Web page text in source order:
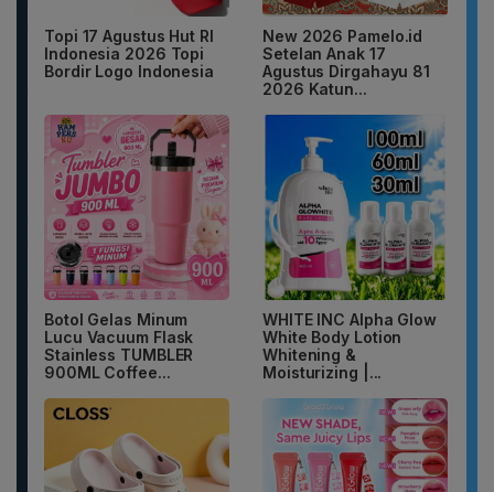
Topi 17 Agustus Hut RI
Indonesia 2026 Topi
Bordir Logo Indonesia
New 2026 Pamelo.id
Setelan Anak 17
Agustus Dirgahayu 81
2026 Katun...
Botol Gelas Minum
Lucu Vacuum Flask
Stainless TUMBLER
900ML Coffee...
WHITE INC Alpha Glow
White Body Lotion
Whitening &
Moisturizing |...